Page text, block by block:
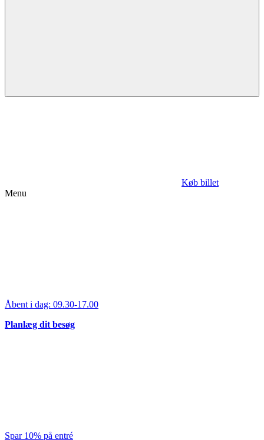
Køb billet
Menu
Åbent i dag: 09.30-17.00
Planlæg dit besøg
Spar 10% på entré